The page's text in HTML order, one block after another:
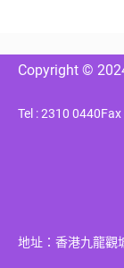
Copyright ©
Tel : 2310 0440
地址：香港九龍觀